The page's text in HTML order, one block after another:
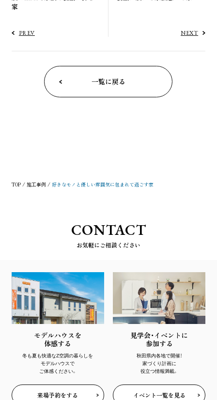
TOP 施工事例 好きなモノと優しい雰囲気に包まれて過ごす家
家
PREV NEXT
一覧に戻る
CONTACT
お気軽にご相談ください
モデルハウスを
体感する
冬も夏も快適なZ空調の暮らしを
モデルハウスで
ご体感ください。
来場予約をする
見学会・イベントに
参加する
秋田県内各地で開催！
家づくり計画に
役立つ情報満載。
イベント一覧を見る